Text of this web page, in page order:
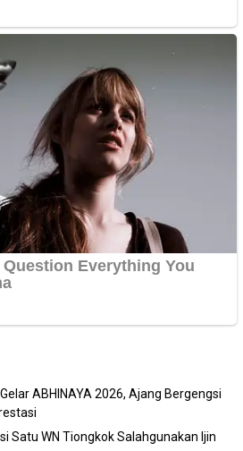
ABHINAYA 2026, Ajang Bergengsi
Satu WN Tiongkok Salahgunakan Ijin